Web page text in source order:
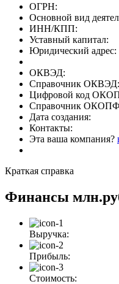
ОГРН:
Основной вид
ИНН/КПП:
Уставный капитал:
Юридический адрес:
ОКВЭД:
Справочник ОКВЭД:
Цифровой код
Справочник
Дата создания:
Контакты:
Эта ваша компания?
Краткая справка
Финансы
Выручка:
Прибыль:
Стоимость: